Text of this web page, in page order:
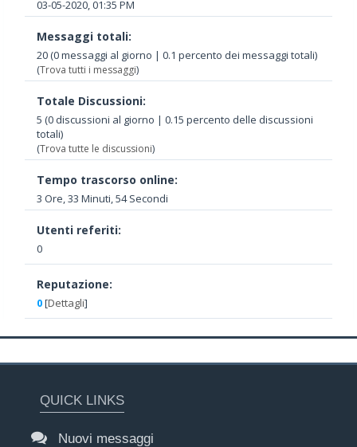
03-05-2020, 01:35 PM
Messaggi totali:
20 (0 messaggi al giorno | 0.1 percento dei messaggi totali)
(Trova tutti i messaggi)
Totale Discussioni:
5 (0 discussioni al giorno | 0.15 percento delle discussioni
totali)
(Trova tutte le discussioni)
Tempo trascorso online:
3 Ore, 33 Minuti, 54 Secondi
Utenti referiti:
0
Reputazione:
0[Dettagli]
QUICK LINKS
Nuovi messaggi